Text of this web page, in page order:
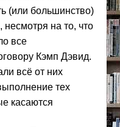
(или большинство)
несмотря на то, что
все
Кэмп Дэвид.
всё от них
тех
касаются